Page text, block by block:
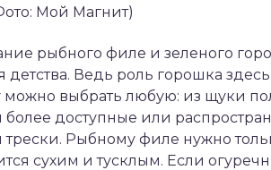
Мой Магнит)
рыбного филе и зеленого
Ведь роль горошка
выбрать любую: из щуки
более доступные или
Рыбному филе нужно
сухим и тусклым. Если